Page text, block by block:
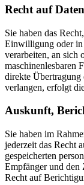
Recht auf
Sie haben das
Einwilligung oder in
verarbeiten, an sich
maschinenlesbaren
direkte Übertragung
verlangen, erfolgt
Auskunft,
Sie haben im
jederzeit das Recht
gespeicherten
Empfänger und den
Recht auf